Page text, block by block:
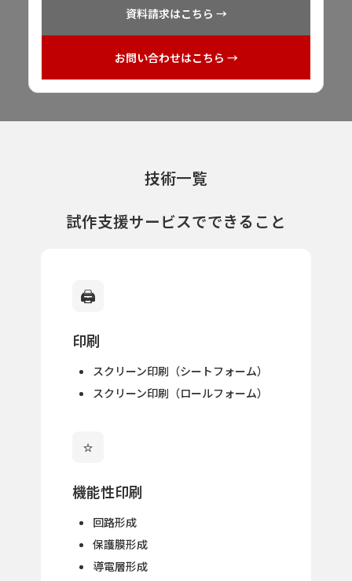
資料請求はこちら →
お問い合わせはこちら →
技術一覧
試作支援サービスでできること
🖨️
印刷
スクリーン印刷（シートフォーム）
スクリーン印刷（ロールフォーム）
⭐
機能性印刷
回路形成
保護膜形成
導電層形成